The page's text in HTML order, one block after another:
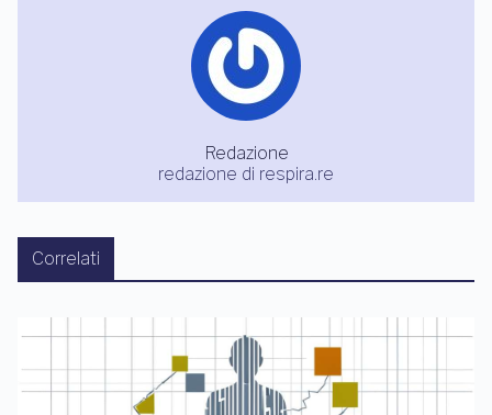
Redazione
redazione di respira.re
Correlati